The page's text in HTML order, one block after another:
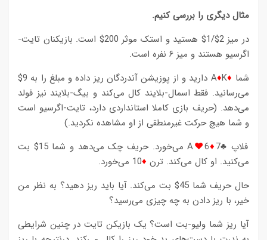
مثال دیگری را بررسی کنیم.
در میز 2$/1$ هستید و استک موثر 200$ است. بازیکنان تایت-
اگرسیو هستند و میز ۶ نفره است.
شما ♦
A♦
K دارید و از پوزیشن آندردگان ریز داده و مبلغ را به 9$
می‌رسانید. فقط اسمال-بلایند کال می‌کند و بیگ-بلایند نیز فولد
می‌دهد. (حریف بازی کاملا استانداردی دارد، تایت-اگرسیو است
و شما هیچ حرکت غیرمنطقی از او مشاهده نکردید.)
فلاپ ♣7 ♦
6
♥
A می‌خورد. حریف چک می‌دهد و شما 15$ بت
می‌کنید. او کال می‌کند. ترن ♦10 می‌خورد.
حال حریف شما 45$ بت می‌کند. آیا باید ریز دهید؟ به نظر من
خیر، با ریز دادن به چه چیزی می‌رسید؟
آیا ریز شما ولیو-بت است؟ یک بازیکن تایت در چنین شرایطی